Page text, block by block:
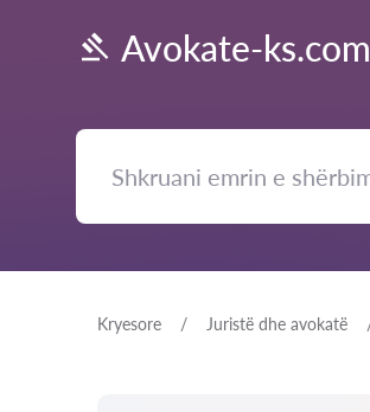
Avokate-ks.com
Kryesore Juristë dhe avokatë